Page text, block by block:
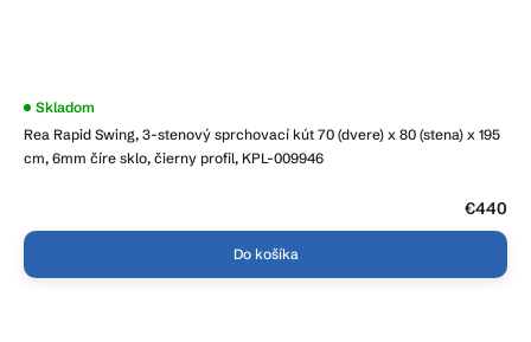
Rea Rapid Swing, 3-stenový sprchovací kút 70 (dvere) x 80 (stena) x 195
cm, 6mm číre sklo, čierny profil, KPL-009946
Skladom
€440
Do košíka